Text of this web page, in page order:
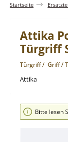
Startseite
Attika
Türgriff
Türgriff / Griff /
Attika
Bildergalerie
Bitte lesen